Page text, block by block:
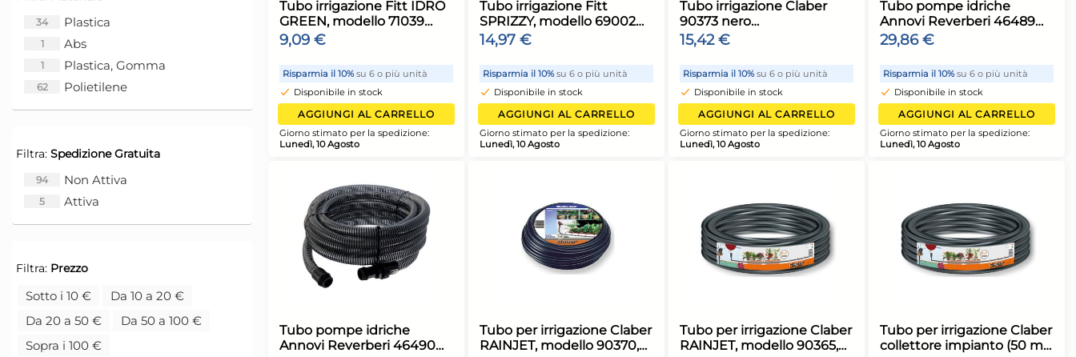
34 Plastica
1 Abs
1 Plastica, Gomma
62 Polietilene
Filtra: Spedizione Gratuita
94 Non Attiva
5 Attiva
Filtra: Prezzo
Sotto i 10 €
Da 10 a 20 €
Da 20 a 50 €
Da 50 a 100 €
Sopra i 100 €
AGGIUNGI AL CARRELLO
Giorno stimato per la spedizione:
AGGIUNGI AL CARRELLO
Giorno stimato per la spedizione:
AGGIUNGI AL CARRELLO
Giorno stimato per la spedizione:
20615, colore Verde, per
irrigazione ecologica e
9,09 €
00022, colore Arancio, per
giardinaggio e irrigazione
14,97 € 15,42 €